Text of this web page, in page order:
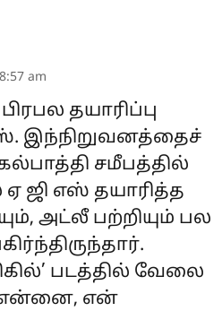
am
தயாரிப்பு
இந்நிறுவனத்தைச்
சமீபத்தில்
ஏ ஜி எஸ் தயாரித்த
அட்லீ பற்றியும் பல
படத்தில் வேலை
என்னை, என்